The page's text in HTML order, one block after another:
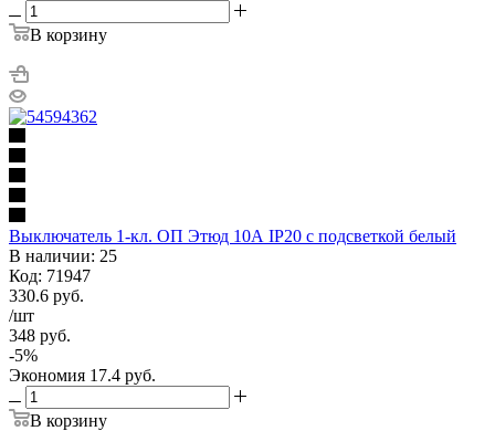
В корзину
Выключатель 1-кл. ОП Этюд 10А IP20 с подсветкой белый
В наличии: 25
Код: 71947
330.6 руб.
/шт
348 руб.
-5%
Экономия 17.4 руб.
В корзину